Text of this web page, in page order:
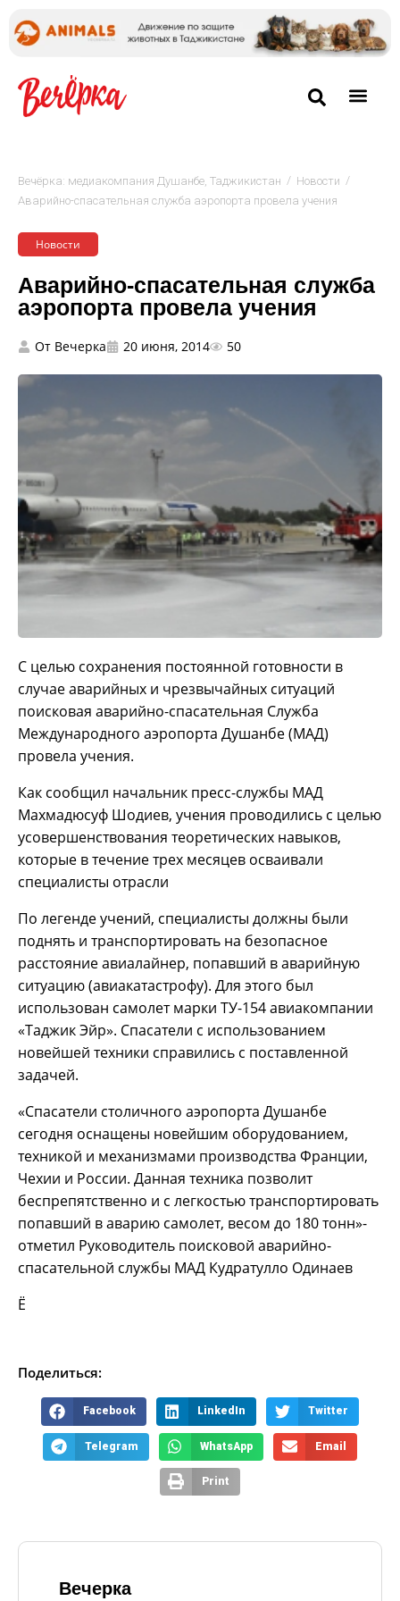
Вечёрка: медиакомпания Душанбе, Таджикистан / Новости /
Аварийно-спасательная служба аэропорта провела учения
Новости
Аварийно-спасательная служба
аэропорта провела учения
От Вечерка 20 июня, 2014 50
С целью сохранения постоянной готовности в
случае аварийных и чрезвычайных ситуаций
поисковая аварийно-спасательная Служба
Международного аэропорта Душанбе (МАД)
провела учения.
Как сообщил начальник пресс-службы МАД
Махмадюсуф Шодиев, учения проводились с целью
усовершенствования теоретических навыков,
которые в течение трех месяцев осваивали
специалисты отрасли
По легенде учений, специалисты должны были
поднять и транспортировать на безопасное
расстояние авиалайнер, попавший в аварийную
ситуацию (авиакатастрофу). Для этого был
использован самолет марки ТУ-154 авиакомпании
«Таджик Эйр». Спасатели с использованием
новейшей техники справились с поставленной
задачей.
«Спасатели столичного аэропорта Душанбе
сегодня оснащены новейшим оборудованием,
техникой и механизмами производства Франции,
Чехии и России. Данная техника позволит
беспрепятственно и с легкостью транспортировать
попавший в аварию самолет, весом до 180 тонн»-
отметил Руководитель поисковой аварийно-
спасательной службы МАД Кудратулло Одинаев
Ё
Поделиться:
Facebook LinkedIn Twitter
Telegram WhatsApp Email
Print
Вечерка